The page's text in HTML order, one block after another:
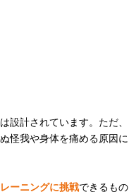
設計されています。ただ、
怪我や身体を痛める原因に
ーニングに挑戦できるもの